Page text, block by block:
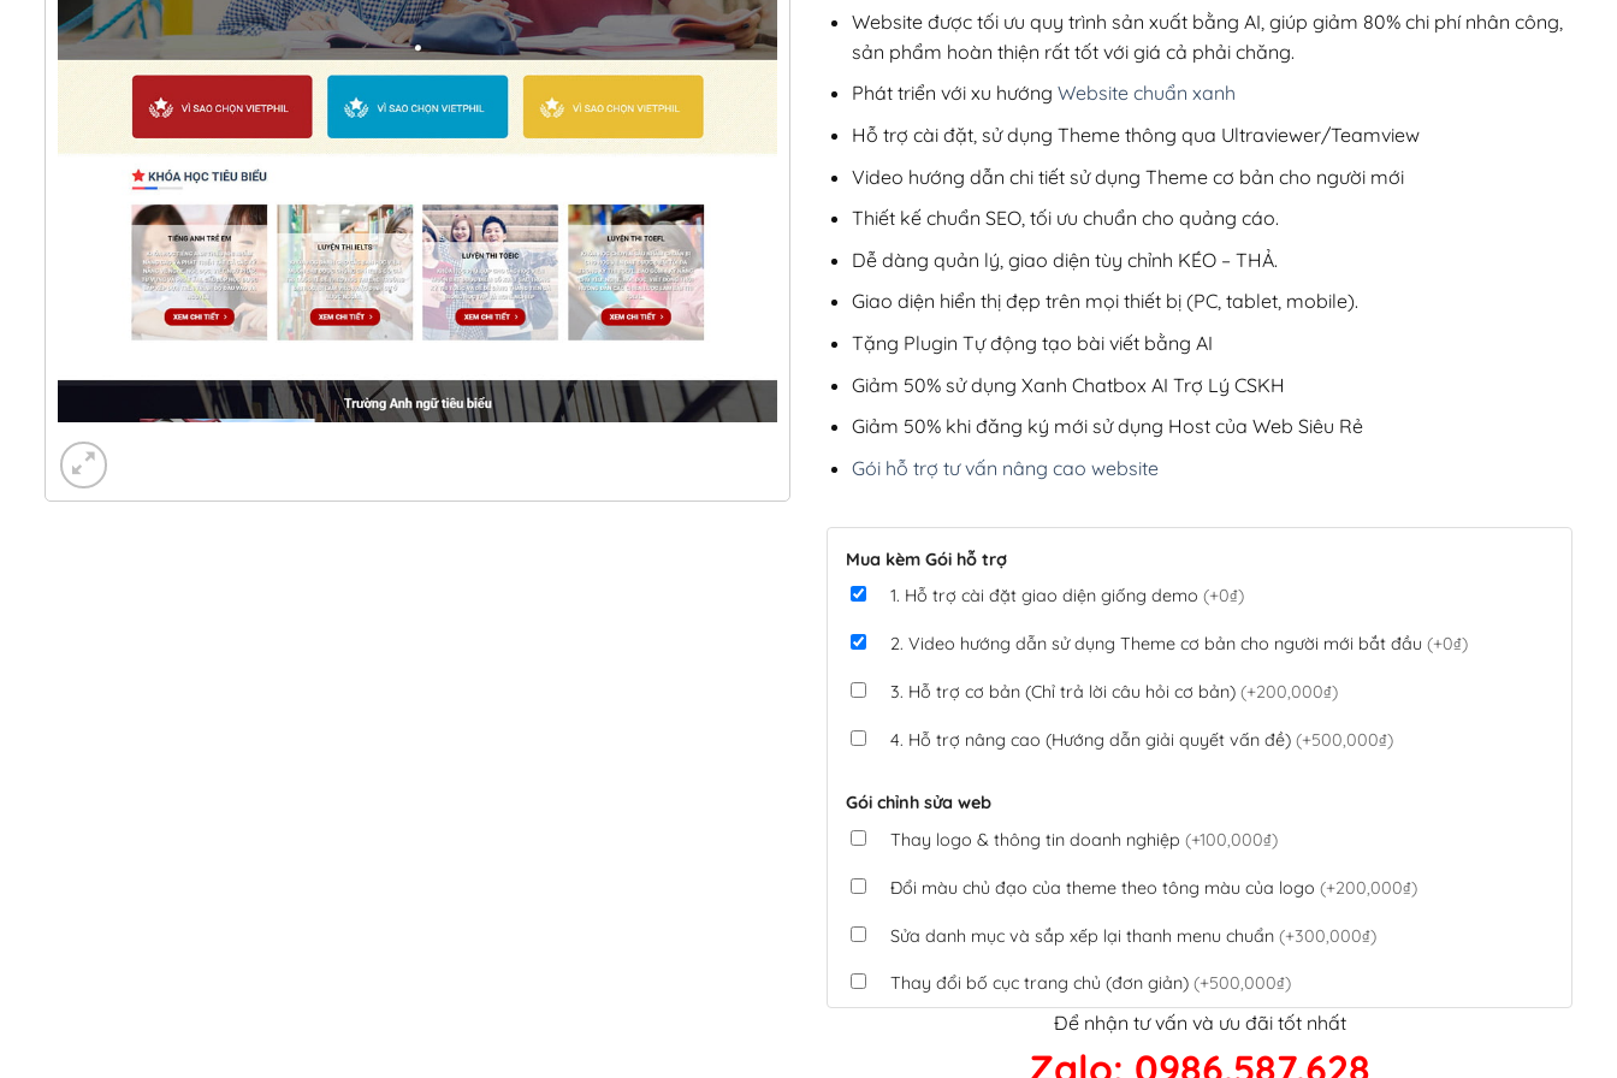
220,000₫.
Website được tối ưu quy trình sản xuất bằng AI, giúp giảm 80% chi phí nhân công,
sản phẩm hoàn thiện rất tốt với giá cả phải chăng.
Phát triển với xu hướng Website chuẩn xanh
Hỗ trợ cài đặt, sử dụng Theme thông qua Ultraviewer/Teamview
Video hướng dẫn chi tiết sử dụng Theme cơ bản cho người mới
Thiết kế chuẩn SEO, tối ưu chuẩn cho quảng cáo.
Dễ dàng quản lý, giao diện tùy chỉnh KÉO – THẢ.
Giao diện hiển thị đẹp trên mọi thiết bị (PC, tablet, mobile).
Tặng Plugin Tự động tạo bài viết bằng AI
Giảm 50% sử dụng Xanh Chatbox AI Trợ Lý CSKH
Giảm 50% khi đăng ký mới sử dụng Host của Web Siêu Rẻ
Gói hỗ trợ tư vấn nâng cao website
Mua kèm Gói hỗ trợ
1. Hỗ trợ cài đặt giao diện giống demo (+0₫)
2. Video hướng dẫn sử dụng Theme cơ bản cho người mới bắt đầu (+0₫)
3. Hỗ trợ cơ bản (Chỉ trả lời câu hỏi cơ bản) (+200,000₫)
4. Hỗ trợ nâng cao (Hướng dẫn giải quyết vấn đề) (+500,000₫)
Gói chỉnh sửa web
Thay logo & thông tin doanh nghiệp (+100,000₫)
Đổi màu chủ đạo của theme theo tông màu của logo (+200,000₫)
Sửa danh mục và sắp xếp lại thanh menu chuẩn (+300,000₫)
Thay đổi bố cục trang chủ (đơn giản) (+500,000₫)
Tích hợp thanh toán QR Code ngân hàng(+100,000₫)
Để nhận tư vấn và ưu đãi tốt nhất
Zalo: 0986.587.628